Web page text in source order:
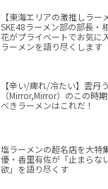
【東海エリアの激推しラー
SKE48ラーメン部の部長・
花がプライベートでお気に
ラーメンを語り尽くします
【辛い/痺れ/冷たい】雲丹
（Mirror,Mirror）のこの時
べきラーメンはこれだ！
塩ラーメンの超名店を大特
優・香里有佐が「止まらな
欲」を語り尽くす